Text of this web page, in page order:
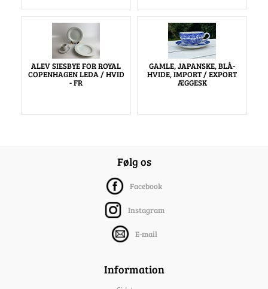
ALEV SIESBYE FOR ROYAL
COPENHAGEN LEDA / HVID
- FR
GAMLE, JAPANSKE, BLÅ-
HVIDE, IMPORT / EXPORT
ÆGGESK
Følg os
Facebook
Instagram
E-mail
Information